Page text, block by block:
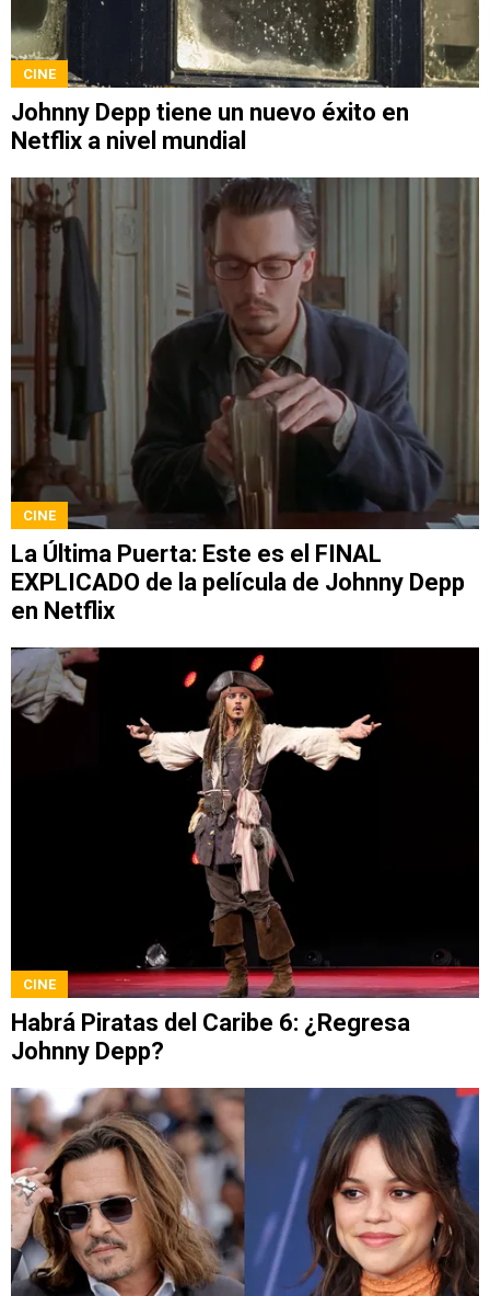
CINE
Johnny Depp tiene un nuevo éxito en
Netflix a nivel mundial
CINE
La Última Puerta: Este es el FINAL
EXPLICADO de la película de Johnny Depp
en Netflix
CINE
Habrá Piratas del Caribe 6: ¿Regresa
Johnny Depp?